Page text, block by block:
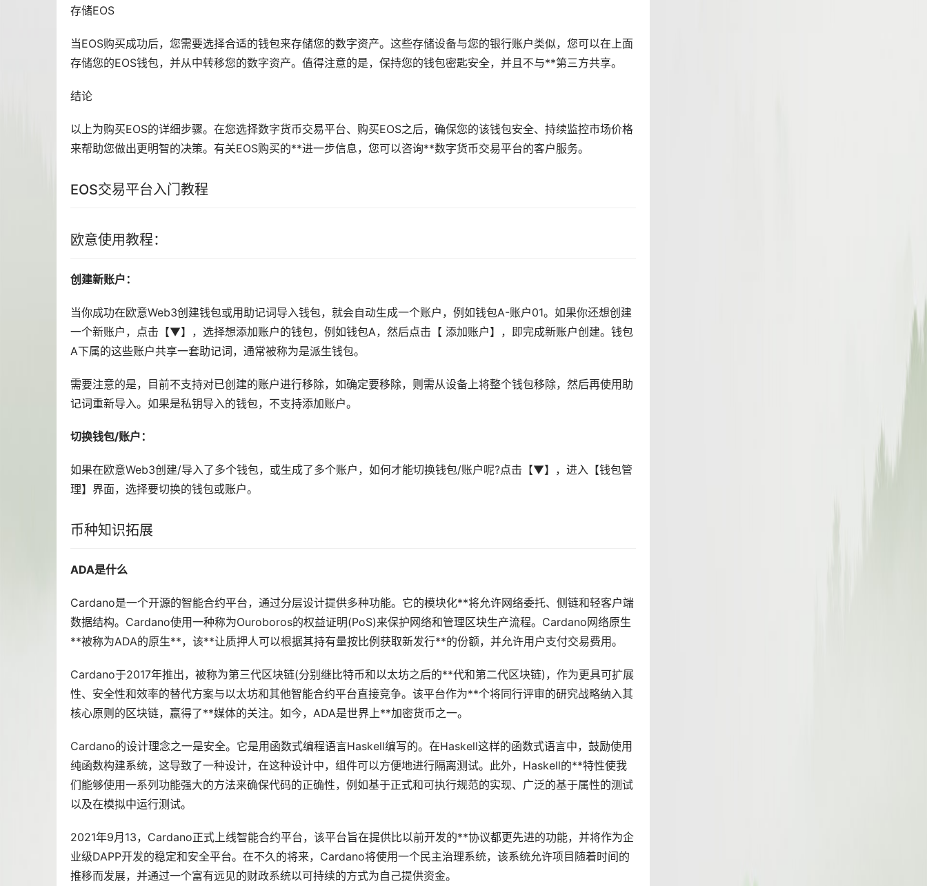
存储EOS
当EOS购买成功后，您需要选择合适的钱包来存储您的数字资产。这些存储设备与您的银行账户类似，您可以在上面
存储您的EOS钱包，并从中转移您的数字资产。值得注意的是，保持您的钱包密匙安全，并且不与**第三方共享。
结论
以上为购买EOS的详细步骤。在您选择数字货币交易平台、购买EOS之后，确保您的该钱包安全、持续监控市场价格
来帮助您做出更明智的决策。有关EOS购买的**进一步信息，您可以咨询**数字货币交易平台的客户服务。
EOS交易平台入门教程
欧意使用教程：
创建新账户：
当你成功在欧意Web3创建钱包或用助记词导入钱包，就会自动生成一个账户，例如钱包A-账户01。如果你还想创建
一个新账户，点击【▼】，选择想添加账户的钱包，例如钱包A，然后点击【 添加账户】，即完成新账户创建。钱包
A下属的这些账户共享一套助记词，通常被称为是派生钱包。
需要注意的是，目前不支持对已创建的账户进行移除，如确定要移除，则需从设备上将整个钱包移除，然后再使用助
记词重新导入。如果是私钥导入的钱包，不支持添加账户。
切换钱包/账户：
如果在欧意Web3创建/导入了多个钱包，或生成了多个账户，如何才能切换钱包/账户呢?点击【▼】，进入【钱包管
理】界面，选择要切换的钱包或账户。
币种知识拓展
ADA是什么
Cardano是一个开源的智能合约平台，通过分层设计提供多种功能。它的模块化**将允许网络委托、侧链和轻客户端
数据结构。Cardano使用一种称为Ouroboros的权益证明(PoS)来保护网络和管理区块生产流程。Cardano网络原生
**被称为ADA的原生**，该**让质押人可以根据其持有量按比例获取新发行**的份额，并允许用户支付交易费用。
Cardano于2017年推出，被称为第三代区块链(分别继比特币和以太坊之后的**代和第二代区块链)，作为更具可扩展
性、安全性和效率的替代方案与以太坊和其他智能合约平台直接竞争。该平台作为**个将同行评审的研究战略纳入其
核心原则的区块链，赢得了**媒体的关注。如今，ADA是世界上**加密货币之一。
Cardano的设计理念之一是安全。它是用函数式编程语言Haskell编写的。在Haskell这样的函数式语言中，鼓励使用
纯函数构建系统，这导致了一种设计，在这种设计中，组件可以方便地进行隔离测试。此外，Haskell的**特性使我
们能够使用一系列功能强大的方法来确保代码的正确性，例如基于正式和可执行规范的实现、广泛的基于属性的测试
以及在模拟中运行测试。
2021年9月13，Cardano正式上线智能合约平台，该平台旨在提供比以前开发的**协议都更先进的功能，并将作为企
业级DAPP开发的稳定和安全平台。在不久的将来，Cardano将使用一个民主治理系统，该系统允许项目随着时间的
推移而发展，并通过一个富有远见的财政系统以可持续的方式为自己提供资金。